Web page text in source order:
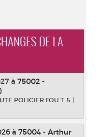
DE LA
à 75002 -
POLICIER FOU T. 5 |
à 75004 - Arthur